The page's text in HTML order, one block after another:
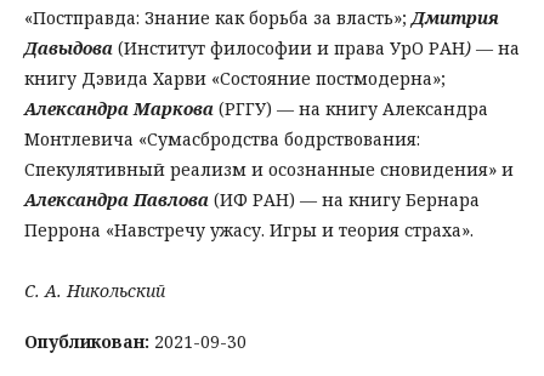
«Постправда: Знание как борьба за власть»;Дмитрия
Давыдова (Институт философии и права УрО РАН) — на
книгу Дэвида Харви «Состояние постмодерна»;
Александра Маркова (РГГУ) — на книгу Александра
Монтлевича «Сумасбродства бодрствования:
Спекулятивный реализм и осознанные сновидения» и
Александра Павлова (ИФ РАН) — на книгу Бернара
Перрона «Навстречу ужасу. Игры и теория страха».
С. А. Никольский
Опубликован: 2021-09-30